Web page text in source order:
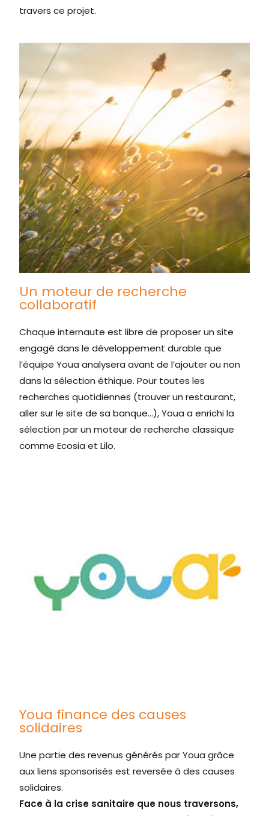
travers ce projet.
Un moteur de recherche
collaboratif
Chaque internaute est libre de proposer un site
engagé dans le développement durable que
l’équipe Youa analysera avant de l’ajouter ou non
dans la sélection éthique. Pour toutes les
recherches quotidiennes (trouver un restaurant,
aller sur le site de sa banque…), Youa a enrichi la
sélection par un moteur de recherche classique
comme Ecosia et Lilo.
Youa finance des causes
solidaires
Une partie des revenus générés par Youa grâce
aux liens sponsorisés est reversée à des causes
solidaires.
Face à la crise sanitaire que nous traversons,